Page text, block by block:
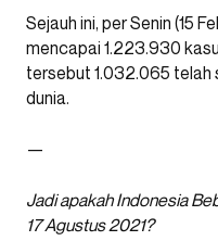
Sejauh ini, per Senin (15
mencapai 1.223.930
tersebut 1.032.065 telah
dunia.
—
Jadi apakah Indonesia
17 Agustus 2021?